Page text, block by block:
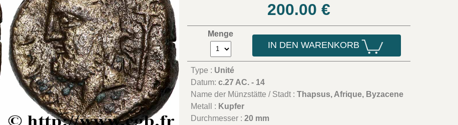
200.00 €
Menge
IN DEN WARENKORB
Type : Unité
Datum:c.27 AC. - 14
Name der Münzstätte / Stadt :Thapsus, Afrique, Byzacene
Metall : Kupfer
Durchmesser :20 mm